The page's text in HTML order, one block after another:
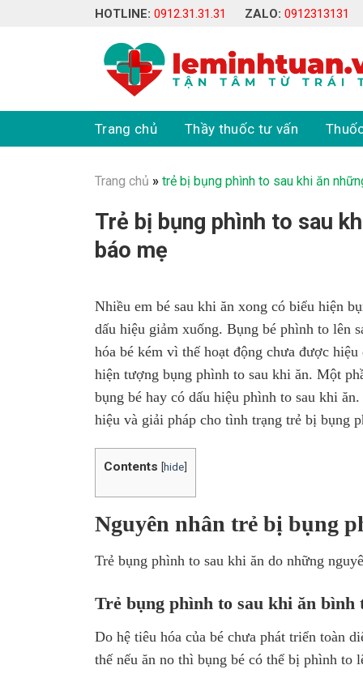
HOTLINE: 0912.31.31.31 ZALO: 0912313131
Trang chủ Thầy thuốc tư vấn
Trang chủ » trẻ bị bụng phình to sau khi ăn
Trẻ bị bụng phình to sau
báo mẹ
Nhiều em bé sau khi ăn xong có biểu hiện
dấu hiệu giảm xuống. Bụng bé phình to lên
hóa bé kém vì thế hoạt động chưa được
hiện tượng bụng phình to sau khi ăn. Một
bụng bé hay có dấu hiệu phình to sau khi
hiệu và giải pháp cho tình trạng trẻ bị bụng
Contents [hide]
Nguyên nhân trẻ bị bụng
Trẻ bụng phình to sau khi ăn do những
Trẻ bụng phình to sau khi ăn bình
Do hệ tiêu hóa của bé chưa phát triển toàn
thế nếu ăn no thì bụng bé có thể bị phình to